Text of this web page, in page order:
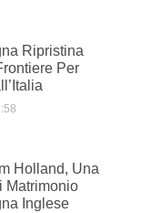
Ripristina
Per
Holland, Una
Matrimonio
Inglese